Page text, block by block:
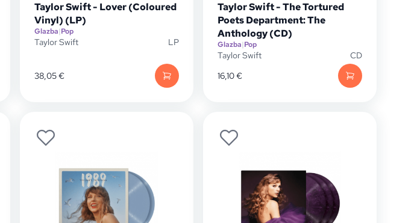
Taylor Swift - Lover (Coloured
Vinyl) (LP)
Glazba|Pop
Taylor Swift LP
38,05€
Taylor Swift - The Tortured
Poets Department: The
Anthology (CD)
Glazba|Pop
Taylor Swift
CD
16,10€